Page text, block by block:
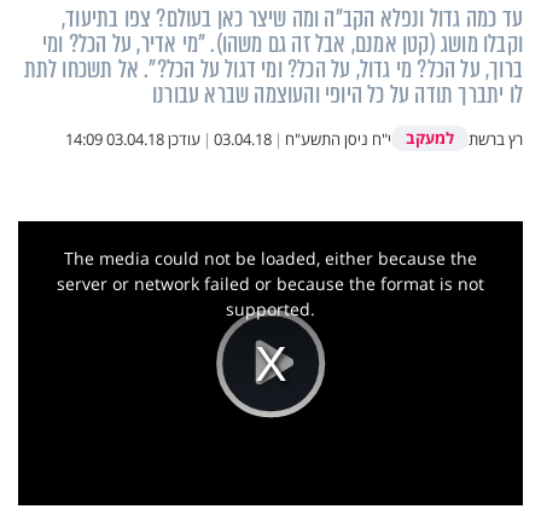
עד כמה גדול ונפלא הקב"ה ומה שיצר כאן בעולם? צפו בתיעוד,
וקבלו מושג (קטן אמנם, אבל זה גם משהו). "מי אדיר, על הכל? ומי
ברוך, על הכל? מי גדול, על הכל? ומי דגול על הכל?". אל תשכחו לתת
לו יתברך תודה על כל היופי והעוצמה שברא עבורנו
רץ ברשת למעקב י"ח ניסן התשע"ח |
03.04.18
| עודכן03.04.18 14:09
Play
The media could not be loaded, either because the
server or network failed or because the format is not
supported.